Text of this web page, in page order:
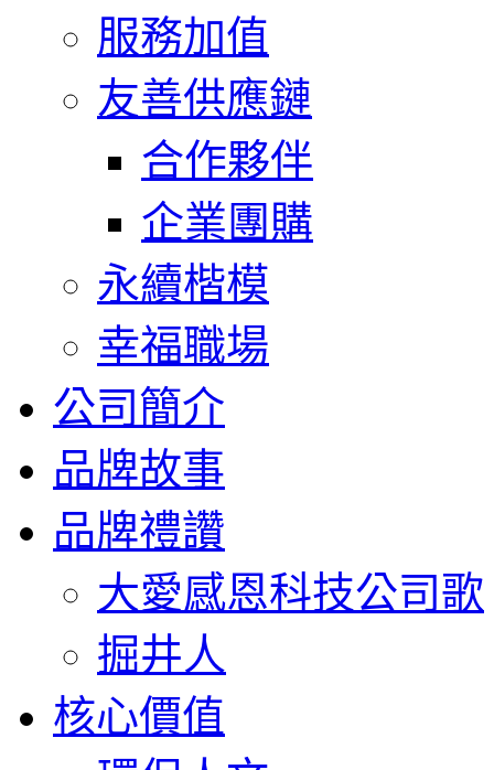
服務加值
友善供應鏈
合作夥伴
企業團購
永續楷模
幸福職場
公司簡介
品牌故事
品牌禮讚
大愛感恩科技公司歌
掘井人
核心價值